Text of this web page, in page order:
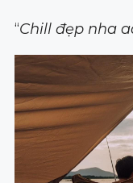
“Chill đẹp nha